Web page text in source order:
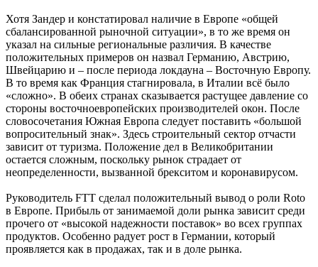
Хотя Зандер и констатировал наличие в Европе «общей
сбалансированной рыночной ситуации», в то же время он
указал на сильные региональные различия. В качестве
положительных примеров он назвал Германию, Австрию,
Швейцарию и – после периода локдауна – Восточную Европу.
В то время как Франция стагнировала, в Италии всё было
«сложно». В обеих странах сказывается растущее давление со
стороны восточноевропейских производителей окон. После
словосочетания Южная Европа следует поставить «большой
вопросительный знак». Здесь строительный сектор отчасти
зависит от туризма. Положение дел в Великобритании
остается сложным, поскольку рынок страдает от
неопределенности, вызванной брекситом и коронавирусом.
Руководитель FTT сделал положительный вывод о роли Roto
в Европе. Прибыль от занимаемой доли рынка зависит среди
прочего от «высокой надежности поставок» во всех группах
продуктов. Особенно радует рост в Германии, который
проявляется как в продажах, так и в доле рынка.